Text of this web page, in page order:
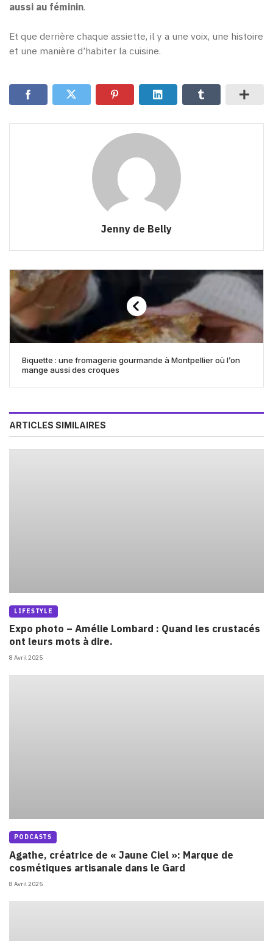
aussi au féminin.
Et que derrière chaque assiette, il y a une voix, une histoire
et une manière d’habiter la cuisine.
Jenny de Belly
Biquette : une fromagerie gourmande à Montpellier où l’on
mange aussi des croques
ARTICLES SIMILAIRES
LIFESTYLE
Expo photo – Amélie Lombard : Quand les crustacés
ont leurs mots à dire.
8 Avril 2025
PODCASTS
Agathe, créatrice de « Jaune Ciel »: Marque de
cosmétiques artisanale dans le Gard
8 Avril 2025